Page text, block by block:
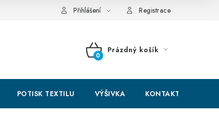
GDPR + cookies
Přihlášení Registrace
NÁKUPNÍ
Prázdný košík
POTISK TEXTILU VÝŠIVKA KONTAKTY